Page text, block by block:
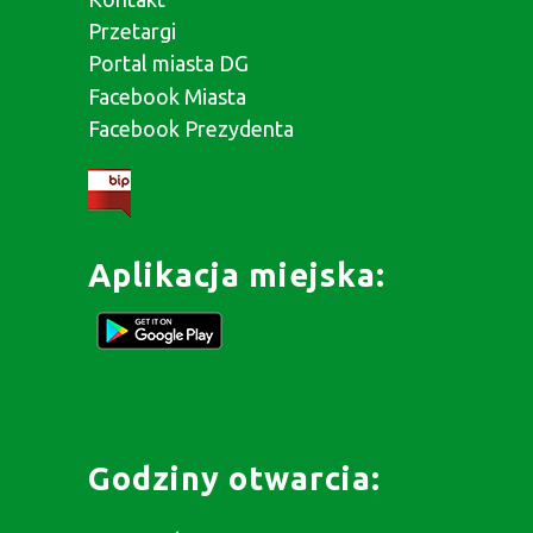
Przetargi
Portal miasta DG
Facebook Miasta
Facebook Prezydenta
Aplikacja miejska:
Godziny otwarcia: